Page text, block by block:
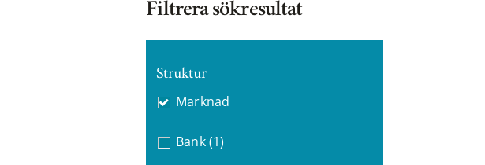
Filtrera sökresultat
Struktur
Marknad
Bank (1)